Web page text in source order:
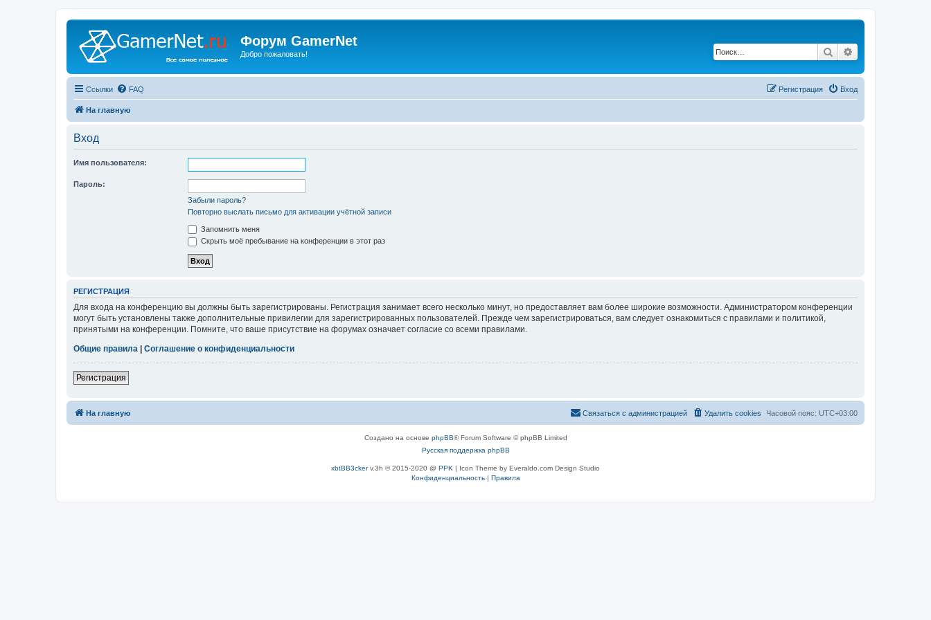
Форум GamerNet
Добро пожаловать! Поиск
Ссылки FAQ Вход
Регистрация
На главную
Вход
Имя пользователя:
Пароль:
Забыли пароль?
Повторно выслать письмо для активации учётной записи
Запомнить меня
Скрыть моё пребывание на конференции в этот раз
РЕГИСТРАЦИЯ
Для входа на конференцию вы должны быть зарегистрированы. Регистрация занимает всего несколько минут, но предоставляет вам более широкие возможности. Администратором конференции
могут быть установлены также дополнительные привилегии для зарегистрированных пользователей. Прежде чем зарегистрироваться, вам следует ознакомиться с правилами и политикой,
принятыми на конференции. Помните, что ваше присутствие на форумах означает согласие со всеми правилами.
Общие правила
Соглашение о конфиденциальности
Регистрация
На главную Часовой пояс: UTC+03:00
Удалить cookies
Связаться с администрацией
Создано на основе phpBB® Forum Software © phpBB Limited
Русская поддержка phpBB
xbtBB3ckerv.3h © 2015-2020 @ PPK | Icon Theme by Everaldo.com Design Studio
Конфиденциальность| Правила